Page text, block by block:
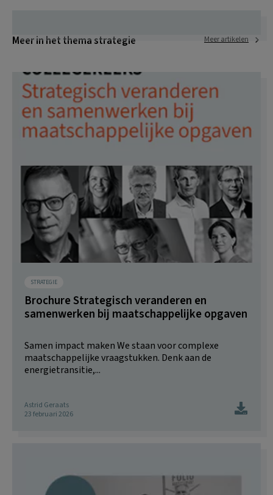
Meer in het thema strategie Meer artikelen
STRATEGIE
Brochure Strategisch veranderen en
samenwerken bij maatschappelijke opgaven
Samen impact maken We staan voor complexe
maatschappelijke vraagstukken. Denk aan de
energietransitie,...
Astrid Geraats
23 februari 2026